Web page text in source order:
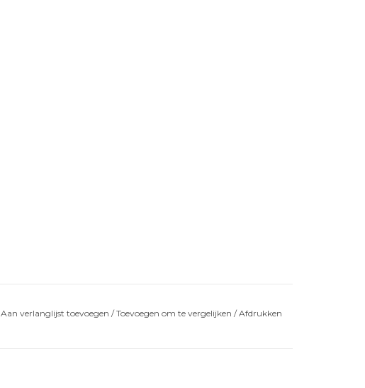
Aan verlanglijst toevoegen /Toevoegen om te vergelijken /Afdrukken